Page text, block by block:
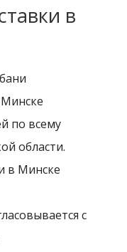
в
по всему
области.
в Минске
с